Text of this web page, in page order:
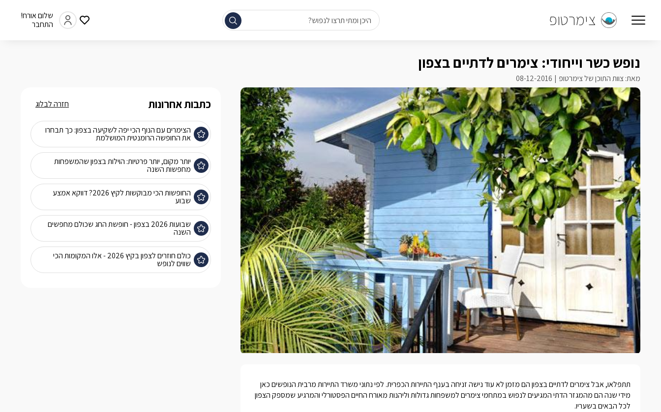
צימרטופ
שלום אורח!
התחבר
היכן ומתי תרצו לנפוש?
נופש כשר וייחודי: צימרים לדתיים בצפון
מאת: צוות התוכן של צימרטופ 08-12-2016
תתפלאו, אבלצימרים לדתיים בצפוןהם מזמן לא עוד נישה זניחה בענף התיירות הכפרית. לפי נתוני משרד התיירות מרבית הנופשים כאן
מידי שנה הם מהמגזר הדתי המגיעים לנפוש במתחמי צימרים למשפחות גדולות וליהנות מאורח החיים הפסטורלי והמרגיע שמספק הצפון
לכל הבאים בשעריו.
כתבות אחרונות
הצימרים עם הנוף הכי יפה לשקיעה בצפון: כך תבחרו
את החופשה הרומנטית המושלמת
יותר מקום, יותר פרטיות: הוילות בצפון שהמשפחות
מחפשות השנה
החופשות הכי מבוקשות לקיץ 2026? דווקא אמצע
שבוע
שבועות 2026 בצפון - חופשת החג שכולם מחפשים
השנה
כולם חוזרים לצפון בקיץ 2026 - אלו המקומות הכי
שווים לנופש
חזרה לבלוג